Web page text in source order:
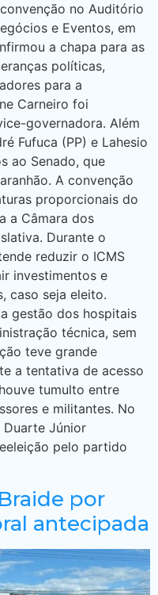
no Auditório
e Eventos, em
a chapa para as
políticas,
para a
Carneiro foi
governadora. Além
Fufuca (PP) e Lahesio
ao Senado, que
A convenção
proporcionais do
a Câmara dos
Durante o
reduzir o ICMS
investimentos e
caso seja eleito.
gestão dos hospitais
técnica, sem
teve grande
a tentativa de acesso
tumulto entre
e militantes. No
Júnior
pelo partido
por
antecipada